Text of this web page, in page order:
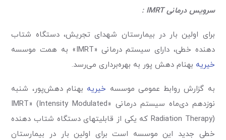
سرویس درمانی IMRT :
برای اولین بار در بیمارستان شهدای تجریش، دستگاه شتاب
دهنده خطی، دارای سیستم درمانی «IMRT» به همت موسسه
خیریه بهنام دهش پور به بهره‌برداری می‌رسد.
به گزارش روابط عمومی‌ موسسه خیریه بهنام دهش‌پور، شنبه
نوزدهم دی‌ماه سیستم درمانی «IMRT» (Intensity Modulated
Radiation Therapy) که یکی از قابلیتهای دستگاه شتاب دهنده
خطی جدید این موسسه است برای اولین بار در بیمارستان